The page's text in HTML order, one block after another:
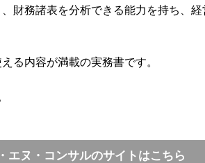
財務諸表を分析できる能力を持ち、
る内容が満載の実務書です。
エヌ・コンサルのサイトはこちら